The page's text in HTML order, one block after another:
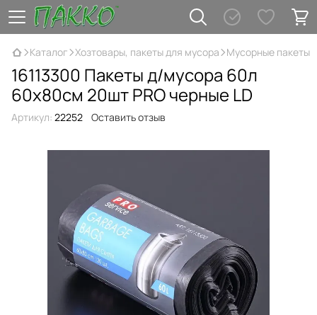
Каталог Хозтовары, пакеты для мусора Мусорные пакеты
16113300 Пакеты д/мусора 60л
60х80см 20шт PRO черные LD
Артикул: 22252 Оставить отзыв